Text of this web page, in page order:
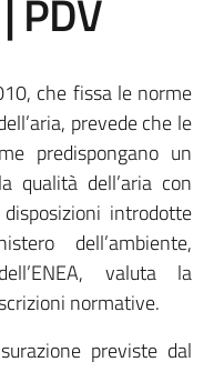
PDV
che fissa le norme
prevede che le
predispongano un
qualità dell’aria con
introdotte
dell’ambiente,
valuta la
normative.
previste dal